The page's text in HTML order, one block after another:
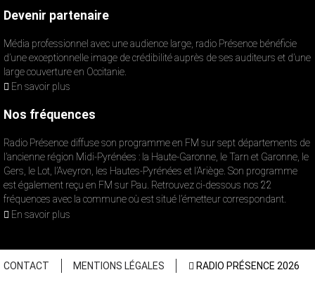
Devenir partenaire
Média professionnel avec une audience large, radio Présence bénéficie
d’une exceptionnelle image de crédibilité auprès de ses auditeurs et d’une
large couverture en Occitanie.
En savoir plus
Nos fréquences
Radio Présence diffuse son programme en FM sur sept départements de
l’ancienne région Midi-Pyrénées : la Haute-Garonne, le Tarn et Garonne, le
Gers, le Lot, l’Aveyron, les Hautes-Pyrénées et l’Ariège. Son programme
est également reçu en FM sur Pau. Retrouvez ci-dessous nos 22
fréquences avec la commune où est situé l’émetteur correspondant.
En savoir plus
CONTACT MENTIONS LÉGALES RADIO PRÉSENCE 2026